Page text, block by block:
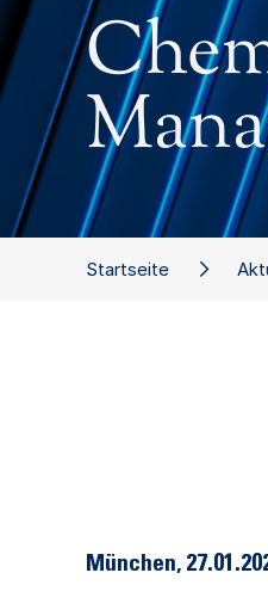
München,
Startseite